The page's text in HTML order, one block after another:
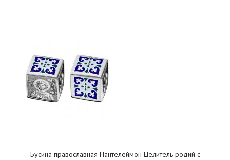
Бусина православная Пантелеймон Целитель родий с